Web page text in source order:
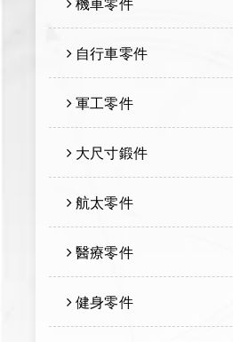
機車零件
自行車零件
軍工零件
大尺寸鍛件
航太零件
醫療零件
健身零件